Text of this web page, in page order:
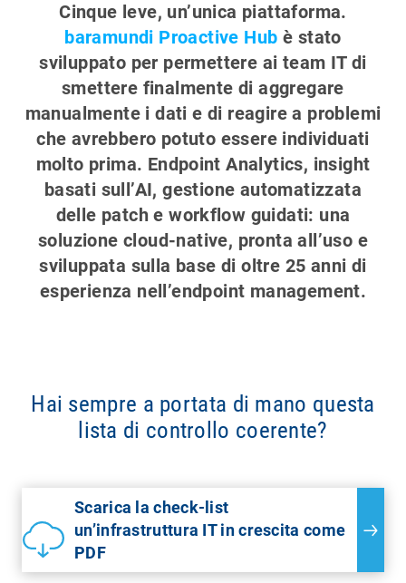
Cinque leve, un’unica piattaforma.
baramundi Proactive Hub è stato
sviluppato per permettere ai team IT di
smettere finalmente di aggregare
manualmente i dati e di reagire a problemi
che avrebbero potuto essere individuati
molto prima. Endpoint Analytics, insight
basati sull’AI, gestione automatizzata
delle patch e workflow guidati: una
soluzione cloud-native, pronta all’uso e
sviluppata sulla base di oltre 25 anni di
esperienza nell’endpoint management.
Hai sempre a portata di mano questa
lista di controllo coerente?
Scarica la check-list
un’infrastruttura IT in crescita come
PDF